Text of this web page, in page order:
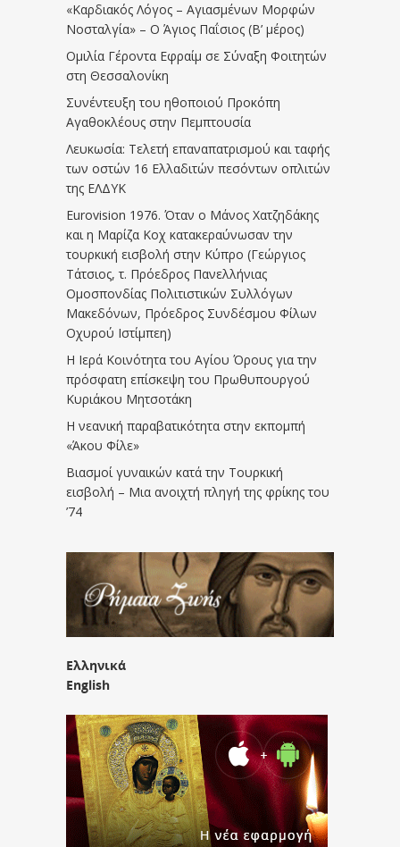
«Καρδιακός Λόγος – Αγιασμένων Μορφών
Νοσταλγία» – Ο Άγιος Παΐσιος (Β’ μέρος)
Ομιλία Γέροντα Εφραίμ σε Σύναξη Φοιτητών
στη Θεσσαλονίκη
Συνέντευξη του ηθοποιού Προκόπη
Αγαθοκλέους στην Πεμπτουσία
Λευκωσία: Τελετή επαναπατρισμού και ταφής
των οστών 16 Ελλαδιτών πεσόντων οπλιτών
της ΕΛΔΥΚ
Eurovision 1976. Όταν ο Μάνος Χατζηδάκης
και η Μαρίζα Κοχ κατακεραύνωσαν την
τουρκική εισβολή στην Κύπρο (Γεώργιος
Τάτσιος, τ. Πρόεδρος Πανελλήνιας
Ομοσπονδίας Πολιτιστικών Συλλόγων
Μακεδόνων, Πρόεδρος Συνδέσμου Φίλων
Οχυρού Ιστίμπεη)
Η Ιερά Κοινότητα του Αγίου Όρους για την
πρόσφατη επίσκεψη του Πρωθυπουργού
Κυριάκου Μητσοτάκη
Η νεανική παραβατικότητα στην εκπομπή
«Άκου Φίλε»
Βιασμοί γυναικών κατά την Τουρκική
εισβολή – Μια ανοιχτή πληγή της φρίκης του
’74
Ελληνικά
English